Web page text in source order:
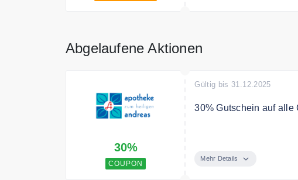
Abgelaufene Aktionen
30%
COUPON
Gültig bis 31.12.2025
30% Gutschein auf alle
Mehr Details